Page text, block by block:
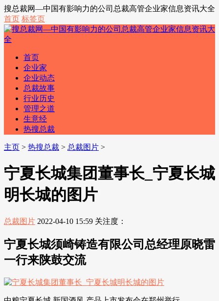
搜总裁网—中国有影响力的公司总裁高管企业家信息资讯大全
首页 标签页
首页
企业家
企业动态
总裁故事
行业历史
管理之道
生意经
热搜总裁
主页 > 热搜总裁 > 总裁图片 >
宁夏长城集团董事长_宁夏长城
明长城的图片
总裁图片 2022-04-10 15:59 关注度：
宁夏长城须崎铸造有限公司总经理原晓雷
一行来陕鼓交流